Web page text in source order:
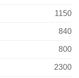
1150
840
800
2300